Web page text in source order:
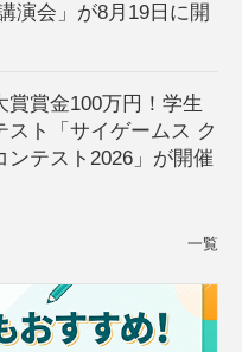
演会」が8月19日に開
賞賞金100万円！学生
スト「サイゲームス ク
ンテスト2026」が開催
一覧